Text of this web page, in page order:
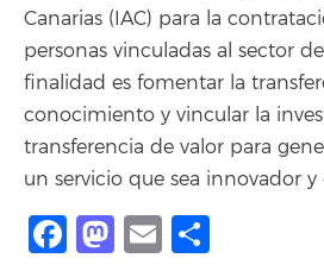
Canarias (IAC) para la
personas vinculadas al sector
finalidad es fomentar la
conocimiento y vincular la
transferencia de valor para
un servicio que sea innovador y
Facebook
Mastodon
Email